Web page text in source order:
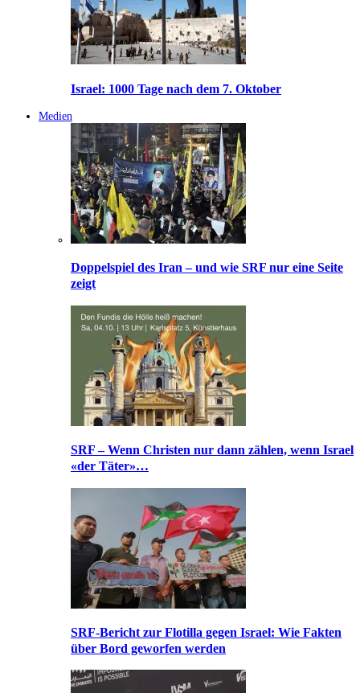
Israel: 1000 Tage nach dem 7. Oktober
Medien
Doppelspiel des Iran – und wie SRF nur eine Seite
zeigt
SRF – Wenn Christen nur dann zählen, wenn Israel
«der Täter»…
SRF-Bericht zur Flotilla gegen Israel: Wie Fakten
über Bord geworfen werden